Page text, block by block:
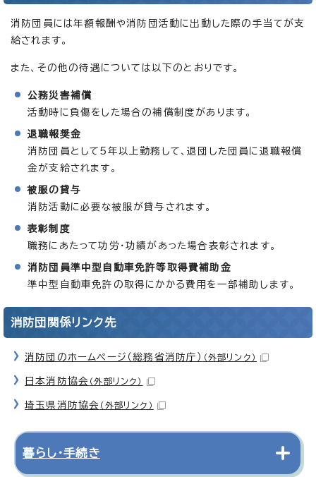
消防団員には年額報酬や消防団活動に出動した際の手当てが支
給されます。
また、その他の待遇については以下のとおりです。
公務災害補償
活動時に負傷をした場合の補償制度があります。
退職報奨金
消防団員として5年以上勤務して、退団した団員に退職報償
金が支給されます。
被服の貸与
消防活動に必要な被服が貸与されます。
表彰制度
職務にあたって功労・功績があった場合表彰されます。
消防団員準中型自動車免許等取得費補助金
準中型自動車免許の取得にかかる費用を一部補助します。
消防団関係リンク先
消防団のホームページ（総務省消防庁） （外部リンク）
日本消防協会 （外部リンク）
埼玉県消防協会 （外部リンク）
暮らし・手続き